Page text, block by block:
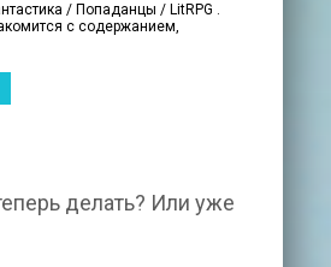
/ Попаданцы / LitRPG .
с содержанием,
делать? Или уже